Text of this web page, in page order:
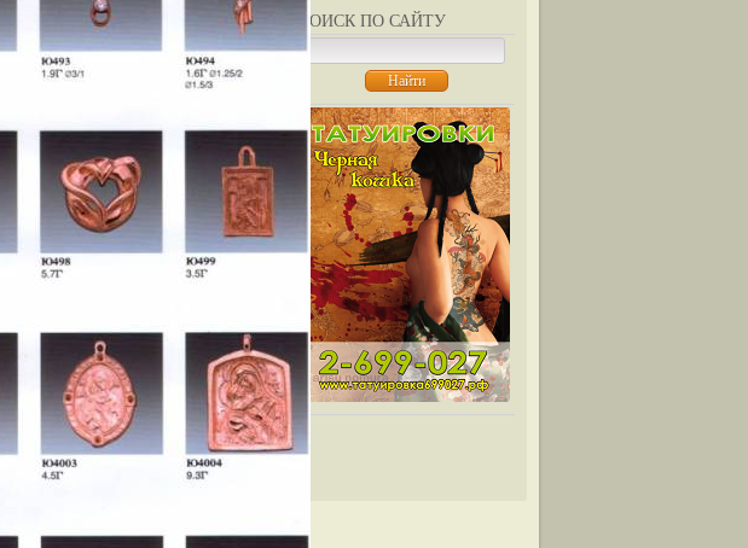
ПОИСК ПО САЙТУ